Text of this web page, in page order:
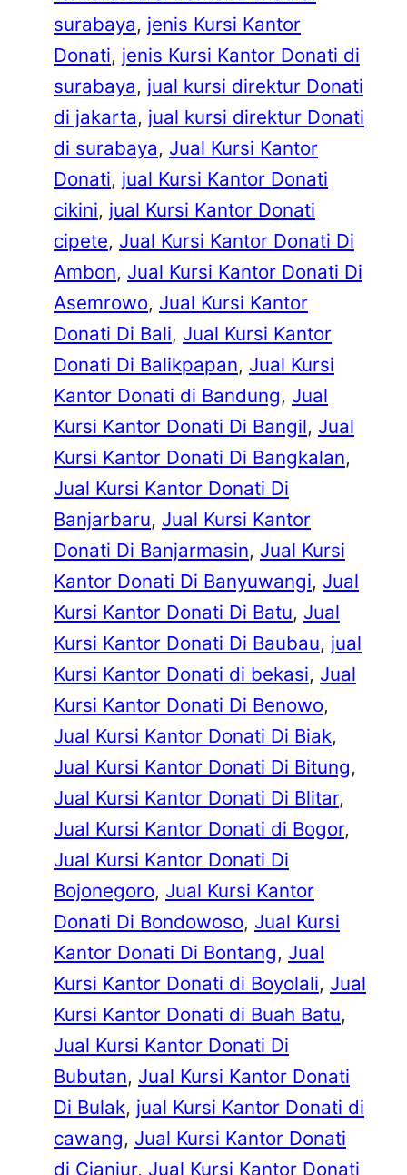
surabaya, jenis Kursi Kantor
Donati, jenis Kursi Kantor Donati di
surabaya, jual kursi direktur Donati
di jakarta, jual kursi direktur Donati
di surabaya, Jual Kursi Kantor
Donati, jual Kursi Kantor Donati
cikini, jual Kursi Kantor Donati
cipete, Jual Kursi Kantor Donati Di
Ambon, Jual Kursi Kantor Donati Di
Asemrowo, Jual Kursi Kantor
Donati Di Bali, Jual Kursi Kantor
Donati Di Balikpapan, Jual Kursi
Kantor Donati di Bandung, Jual
Kursi Kantor Donati Di Bangil, Jual
Kursi Kantor Donati Di Bangkalan
Jual Kursi Kantor Donati Di
Banjarbaru, Jual Kursi Kantor
Donati Di Banjarmasin, Jual Kursi
Kantor Donati Di Banyuwangi, Jual
Kursi Kantor Donati Di Batu, Jual
Kursi Kantor Donati Di Baubau, jual
Kursi Kantor Donati di bekasi, Jual
Kursi Kantor Donati Di Benowo
Jual Kursi Kantor Donati Di Biak
Jual Kursi Kantor Donati Di Bitung
Jual Kursi Kantor Donati Di Blitar
Jual Kursi Kantor Donati di Bogor
Jual Kursi Kantor Donati Di
Bojonegoro, Jual Kursi Kantor
Donati Di Bondowoso, Jual Kursi
Kantor Donati Di Bontang, Jual
Kursi Kantor Donati di Boyolali, Jual
Kursi Kantor Donati di Buah Batu
Jual Kursi Kantor Donati Di
Bubutan, Jual Kursi Kantor Donati
Di Bulak, jual Kursi Kantor Donati di
cawang, Jual Kursi Kantor Donati
di Cianjur, Jual Kursi Kantor Donati